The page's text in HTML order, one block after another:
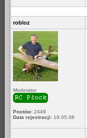
robloz
Moderator
Postów: 2449
Data rejestracji: 19.05.08